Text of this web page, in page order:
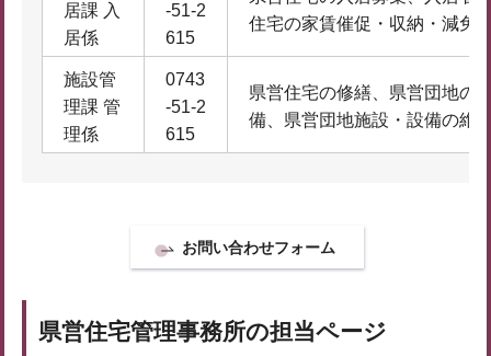
居課 入
居係
-51-2
615
住宅の家賃催促・収納・減免
施設管
理課 管
理係
0743
-51-2
615
県営住宅の修繕、県営団地の
備、県営団地施設・設備の維
県営住宅管理事務所の担当ページ